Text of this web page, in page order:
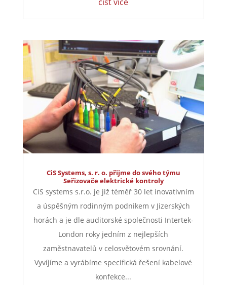
CiS Systems, s. r. o. přijme do svého týmu
Seřizovače elektrické kontroly
CiS systems s.r.o. je již téměř 30 let inovativním
a úspěšným rodinným podnikem v Jizerských
horách a je dle auditorské společnosti Intertek-
London roky jedním z nejlepších
zaměstnavatelů v celosvětovém srovnání.
Vyvíjíme a vyrábíme specifická řešení kabelové
konfekce...